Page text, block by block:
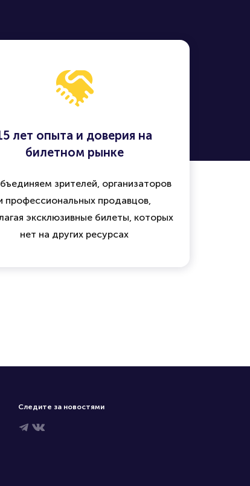
лет опыта и доверия на
билетном рынке
зрителей, организаторов
профессиональных продавцов,
эксклюзивные билеты, которых
нет на других ресурсах
Следите за новостями